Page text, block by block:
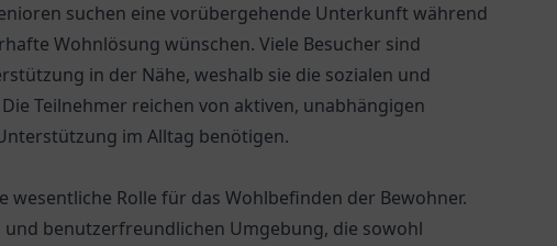
suchen eine vorübergehende Unterkunft während
Wohnlösung wünschen. Viele Besucher sind
in der Nähe, weshalb sie die sozialen und
Teilnehmer reichen von aktiven, unabhängigen
im Alltag benötigen.
Rolle für das Wohlbefinden der Bewohner.
benutzerfreundlichen Umgebung, die sowohl